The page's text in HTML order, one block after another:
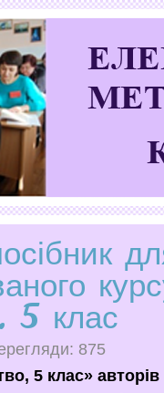
5 клас
875
5 клас»